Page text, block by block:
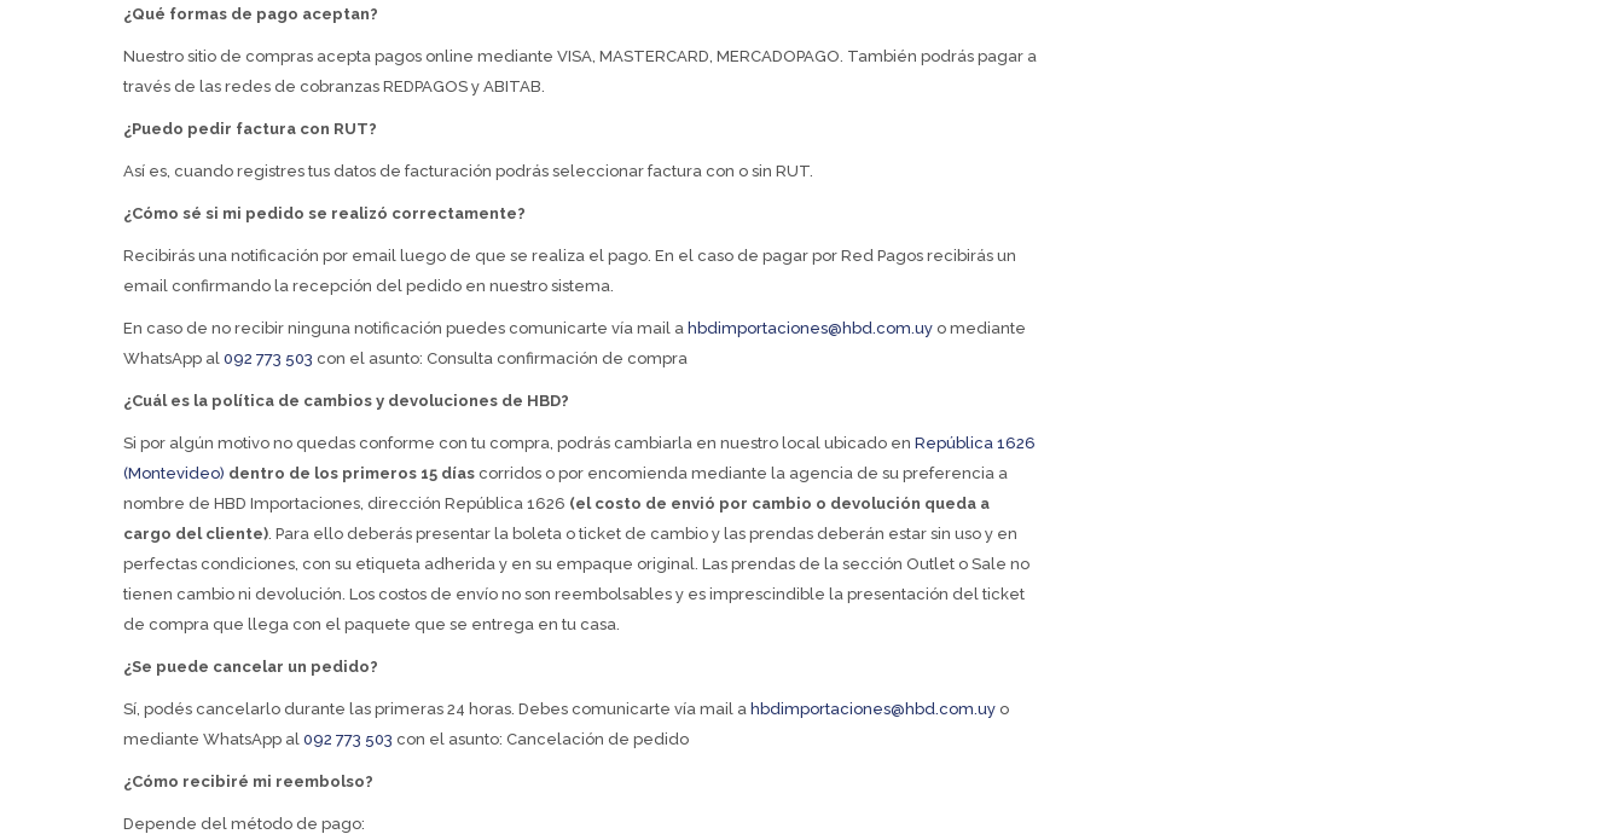
¿Qué formas de pago aceptan?
Nuestro sitio de compras acepta pagos online mediante VISA, MASTERCARD, MERCADOPAGO. También podrás pagar a
través de las redes de cobranzas REDPAGOS y ABITAB.
¿Puedo pedir factura con RUT?
Así es, cuando registres tus datos de facturación podrás seleccionar factura con o sin RUT.
¿Cómo sé si mi pedido se realizó correctamente?
Recibirás una notificación por email luego de que se realiza el pago. En el caso de pagar por Red Pagos recibirás un
email confirmando la recepción del pedido en nuestro sistema.
En caso de no recibir ninguna notificación puedes comunicarte vía mail a hbdimportaciones@hbd.com.uy o mediante
WhatsApp al 092 773 503 con el asunto: Consulta confirmación de compra
¿Cuál es la política de cambios y devoluciones de HBD?
Si por algún motivo no quedas conforme con tu compra, podrás cambiarla en nuestro local ubicado en República 1626
(Montevideo) dentro de los primeros 15 días corridos o por encomienda mediante la agencia de su preferencia a
nombre de HBD Importaciones, dirección República 1626 (el costo de envió por cambio o devolución queda a
cargo del cliente). Para ello deberás presentar la boleta o ticket de cambio y las prendas deberán estar sin uso y en
perfectas condiciones, con su etiqueta adherida y en su empaque original. Las prendas de la sección Outlet o Sale no
tienen cambio ni devolución. Los costos de envío no son reembolsables y es imprescindible la presentación del ticket
de compra que llega con el paquete que se entrega en tu casa.
¿Se puede cancelar un pedido?
Sí, podés cancelarlo durante las primeras 24 horas. Debes comunicarte vía mail a hbdimportaciones@hbd.com.uy o
mediante WhatsApp al 092 773 503 con el asunto: Cancelación de pedido
¿Cómo recibiré mi reembolso?
Depende del método de pago: